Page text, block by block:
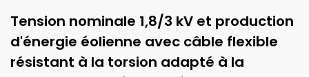
Tension nominale 1,8/3 kV et production
d'énergie éolienne avec câble flexible
résistant à la torsion adapté à la